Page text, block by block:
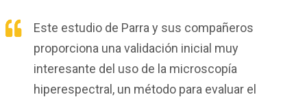
Este estudio de Parra y sus compañeros
proporciona una validación inicial muy
interesante del uso de la microscopía
hiperespectral, un método para evaluar el